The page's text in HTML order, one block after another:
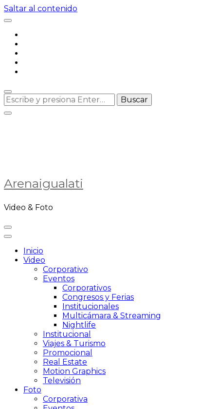
Saltar al contenido
¿Buscas
algo?
Arenaigualati
Video & Foto
Inicio
Video
Corporativo
Eventos
Corporativos
Congresos y Ferias
Institucionales
Multicámara & Streaming
Nightlife
Institucional
Viajes & Turismo
Promocional
Real Estate
Motion Graphics
Televisión
Foto
Corporativa